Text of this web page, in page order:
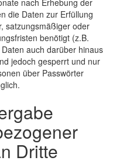
die Daten zur Erfüllung
satzungsmäßiger oder
benötigt (z.B.
auch darüber hinaus
jedoch gesperrt und nur
über Passwörter
Dritte